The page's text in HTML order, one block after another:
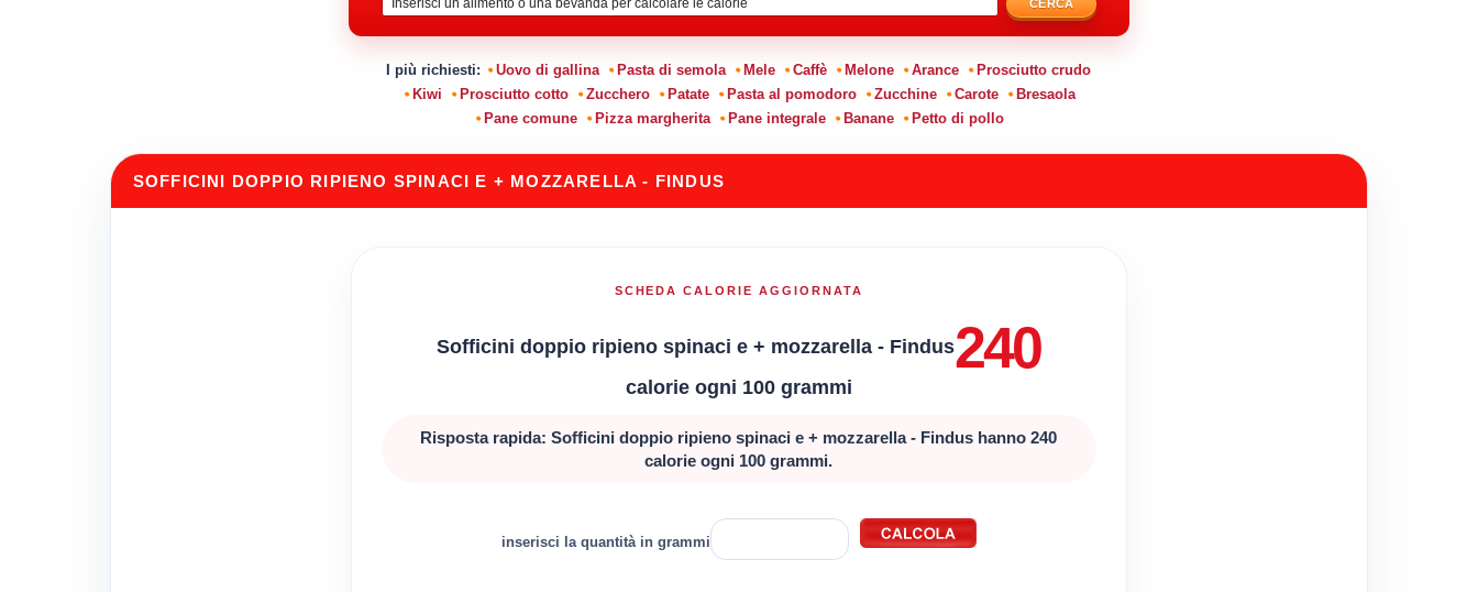
CERCA
I più richiesti: Uovo di gallina Pasta di semola Mele Caffè Melone Arance
Prosciutto crudo
Kiwi
Prosciutto cotto Zucchero Patate Pasta al pomodoro Zucchine Carote
Bresaola
Pane comune
Pizza margherita Pane integrale Banane Petto di pollo
SOFFICINI DOPPIO RIPIENO SPINACI E + MOZZARELLA - FINDUS
SCHEDA CALORIE AGGIORNATA
Sofficini doppio ripieno spinaci e + mozzarella - Findus240
calorie ogni 100 grammi
Risposta rapida: Sofficini doppio ripieno spinaci e + mozzarella - Findus hanno 240
calorie ogni 100 grammi.
inserisci la quantità in grammi